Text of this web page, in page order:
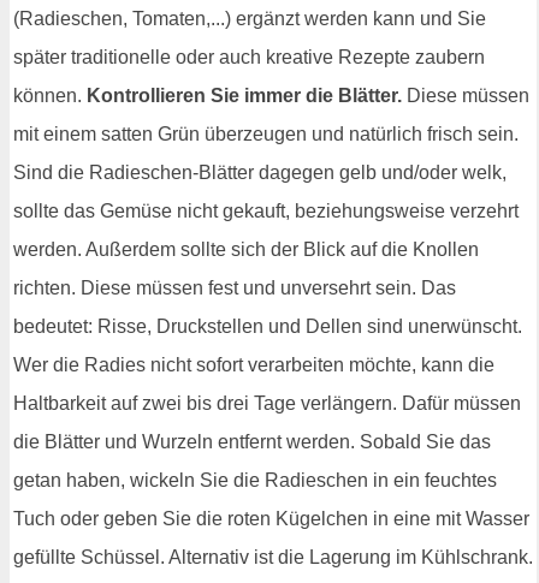
(Radieschen, Tomaten,...) ergänzt werden kann und Sie
später traditionelle oder auch kreative Rezepte zaubern
können. Kontrollieren Sie immer die Blätter. Diese müssen
mit einem satten Grün überzeugen und natürlich frisch sein.
Sind die Radieschen-Blätter dagegen gelb und/oder welk,
sollte das Gemüse nicht gekauft, beziehungsweise verzehrt
werden. Außerdem sollte sich der Blick auf die Knollen
richten. Diese müssen fest und unversehrt sein. Das
bedeutet: Risse, Druckstellen und Dellen sind unerwünscht.
Wer die Radies nicht sofort verarbeiten möchte, kann die
Haltbarkeit auf zwei bis drei Tage verlängern. Dafür müssen
die Blätter und Wurzeln entfernt werden. Sobald Sie das
getan haben, wickeln Sie die Radieschen in ein feuchtes
Tuch oder geben Sie die roten Kügelchen in eine mit Wasser
gefüllte Schüssel. Alternativ ist die Lagerung im Kühlschrank.